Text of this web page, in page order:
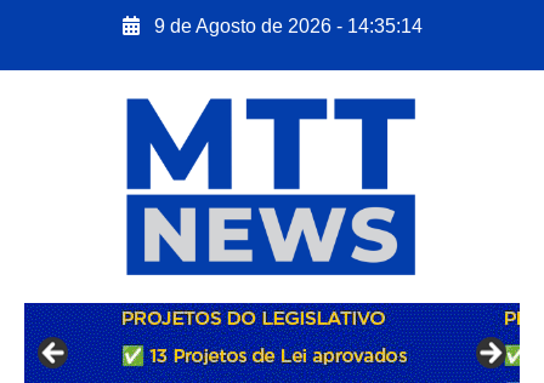
9 de Agosto de 2026 - 14:35:15